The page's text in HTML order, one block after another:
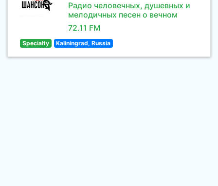
Радио человечных, душевных и
мелодичных песен о вечном
72.11 FM
Specialty Kaliningrad, Russia